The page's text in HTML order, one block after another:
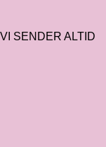
SENDER ALTID